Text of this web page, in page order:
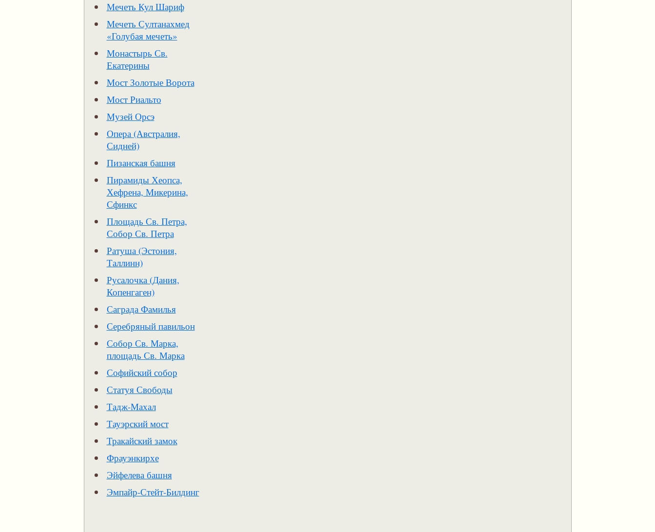
Мечеть Кул Шариф
Мечеть Султанахмед
«Голубая мечеть»
Монастырь Св.
Екатерины
Мост Золотые Ворота
Мост Риальто
Музей Орсэ
Опера (Австралия,
Сидней)
Пизанская башня
Пирамиды Хеопса,
Хефрена, Микерина,
Сфинкс
Площадь Св. Петра,
Собор Св. Петра
Ратуша (Эстония,
Таллинн)
Русалочка (Дания,
Копенгаген)
Саграда Фамилья
Серебряный павильон
Собор Св. Марка,
площадь Св. Марка
Софийский собор
Статуя Свободы
Тадж-Махал
Тауэрский мост
Тракайский замок
Фрауэнкирхе
Эйфелева башня
Эмпайр-Стейт-Билдинг